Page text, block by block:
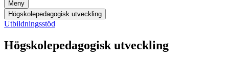
Meny
Högskolepedagogisk utveckling
Utbildningsstöd
Högskolepedagogisk utveckling